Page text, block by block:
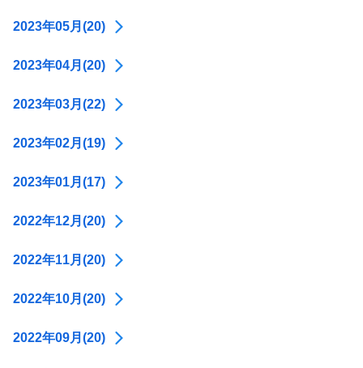
2023年05月(20)
2023年04月(20)
2023年03月(22)
2023年02月(19)
2023年01月(17)
2022年12月(20)
2022年11月(20)
2022年10月(20)
2022年09月(20)